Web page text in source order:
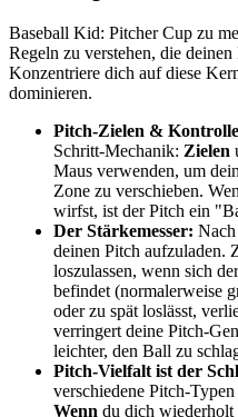
Baseball Kid: Pitcher Cup zu
Regeln zu verstehen, die
Konzentriere dich auf diese
dominieren.
Pitch-Zielen &
Schritt-Mechanik: Zielen
Maus verwenden, um
Zone zu verschieben.
wirfst, ist der Pitch ein
Der Stärkemesser:
deinen Pitch aufzuladen.
loszulassen, wenn sich
befindet (normalerweise
oder zu spät loslässt,
verringert deine Pitch-
leichter, den Ball zu
Pitch-Vielfalt ist der
verschiedene Pitch-
Wenn du dich wiederholt